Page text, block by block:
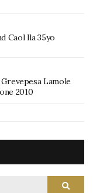
Caol Ila 35yo
Lamole
2010
搜尋